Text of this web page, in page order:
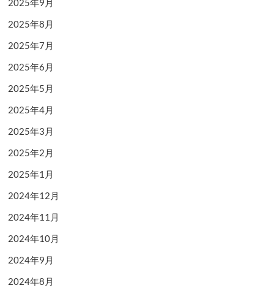
2025年9月
2025年8月
2025年7月
2025年6月
2025年5月
2025年4月
2025年3月
2025年2月
2025年1月
2024年12月
2024年11月
2024年10月
2024年9月
2024年8月